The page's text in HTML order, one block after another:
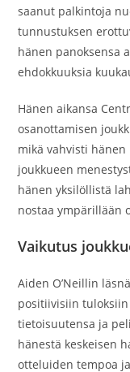
saanut palkintoja
tunnustuksen
hänen panoksensa
ehdokkuuksia
Hänen aikansa
osanottamisen
mikä vahvisti
joukkueen
hänen yksilöllistä
nostaa ympärillään
Vaikutus
Aiden O’Neillin
positiivisiin
tietoisuutensa ja
hänestä keskeisen
otteluiden tempoa